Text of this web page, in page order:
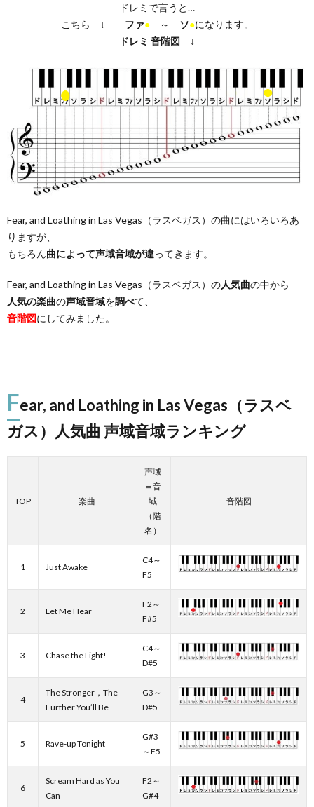
ドレミで言うと…
こちら ↓ ファ●～ ソ●になります。
ドレミ 音階図 ↓
Fear, and Loathing in Las Vegas（ラスベガス）の曲にはいろいろあ
りますが、
もちろん曲によって声域音域が違ってきます。
Fear, and Loathing in Las Vegas（ラスベガス）の人気曲の中から
人気の楽曲の声域音域を調べて、
音階図にしてみました。
Fear, and Loathing in Las Vegas（ラスベ
ガス）人気曲 声域音域ランキング
TOP 楽曲
声域
＝音
域
（階
名）
音階図
1 Just Awake
C4～
F5
2 Let Me Hear
F2～
F#5
3 Chase the Light!
C4～
D#5
4
The Stronger，The
Further You’ll Be
G3～
D#5
5 Rave-up Tonight
G#3
～F5
6
Scream Hard as You
Can
F2～
G#4